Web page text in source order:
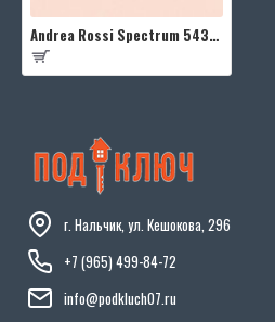
Andrea Rossi Spectrum 54333-16
г. Нальчик, ул. Кешокова, 296
+7 (965) 499-84-72
info@podkluch07.ru